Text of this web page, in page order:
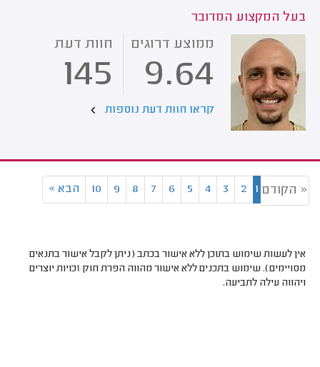
בעל המקצוע המדובר
ממוצע דרוגים
9.64
חוות דעת
145
קראו חוות דעת נוספות
« הקודם 1
2
3
4
5
6
7
8
9
10 הבא »
אין לעשות שימוש בתוכן ללא אישור בכתב (ניתן לקבל אישור בתנאים
מסויימים). שימוש בתכנים ללא אישור מהווה הפרת חוק זכויות יוצרים
ויהווה עילה לתביעה.